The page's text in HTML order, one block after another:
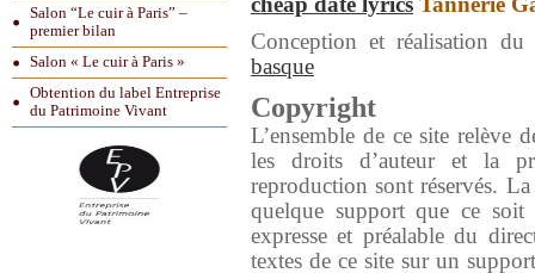
Salon “Le cuir à Paris” –
premier bilan
Salon « Le cuir à Paris »
Obtention du label Entreprise
du Patrimoine Vivant
cheap date lyrics Tannerie
Conception et réalisation
basque
Copyright
L’ensemble de ce site relève
les droits d’auteur et la
reproduction sont réservés.
quelque support que ce soit
expresse et préalable du
textes de ce site sur un